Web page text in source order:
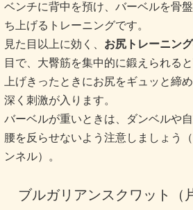
ベンチに背中を預け、バーベルを骨
ち上げるトレーニングです。
見た目以上に効く、 お尻トレーニン
目で、大臀筋を集中的に鍛えられる
上げきったときにお尻をギュッと締
深く刺激が入ります。
バーベルが重いときは、ダンベルや
腰を反らせないよう注意しましょう
ンネル）。
ブルガリアンスクワット（